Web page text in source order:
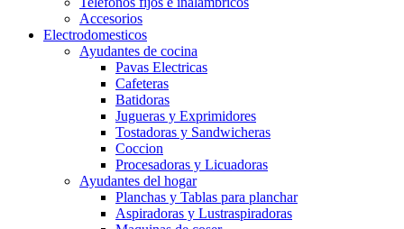
Accesorios
Electrodomesticos
Ayudantes de cocina
Pavas Electricas
Cafeteras
Batidoras
Jugueras y Exprimidores
Tostadoras y Sandwicheras
Coccion
Procesadoras y Licuadoras
Ayudantes del hogar
Planchas y Tablas para planchar
Aspiradoras y Lustraspiradoras